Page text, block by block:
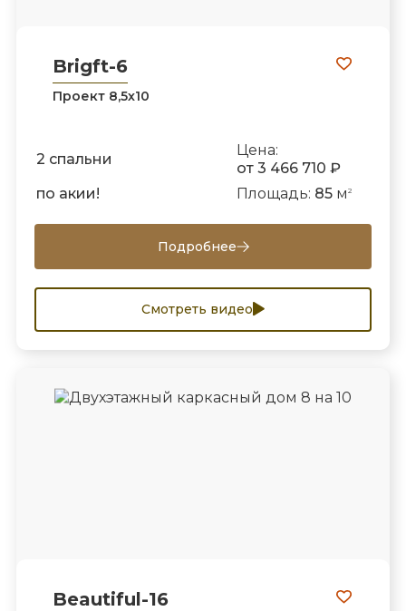
Brigft-6
Проект 8,5х10
2 спальни
Цена:
от 3 466 710 ₽
по акии!
Площадь: 85м 2
Подробнее
Смотреть видео
Beautiful-16